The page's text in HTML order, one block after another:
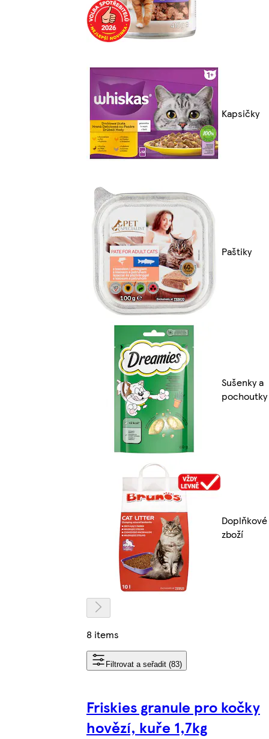
Kapsičky
Paštiky
Sušenky a
pochoutky
Doplňkové
zboží
8 items
Filtrovat a seřadit (83)
Friskies granule pro kočky
hovězí, kuře 1,7kg